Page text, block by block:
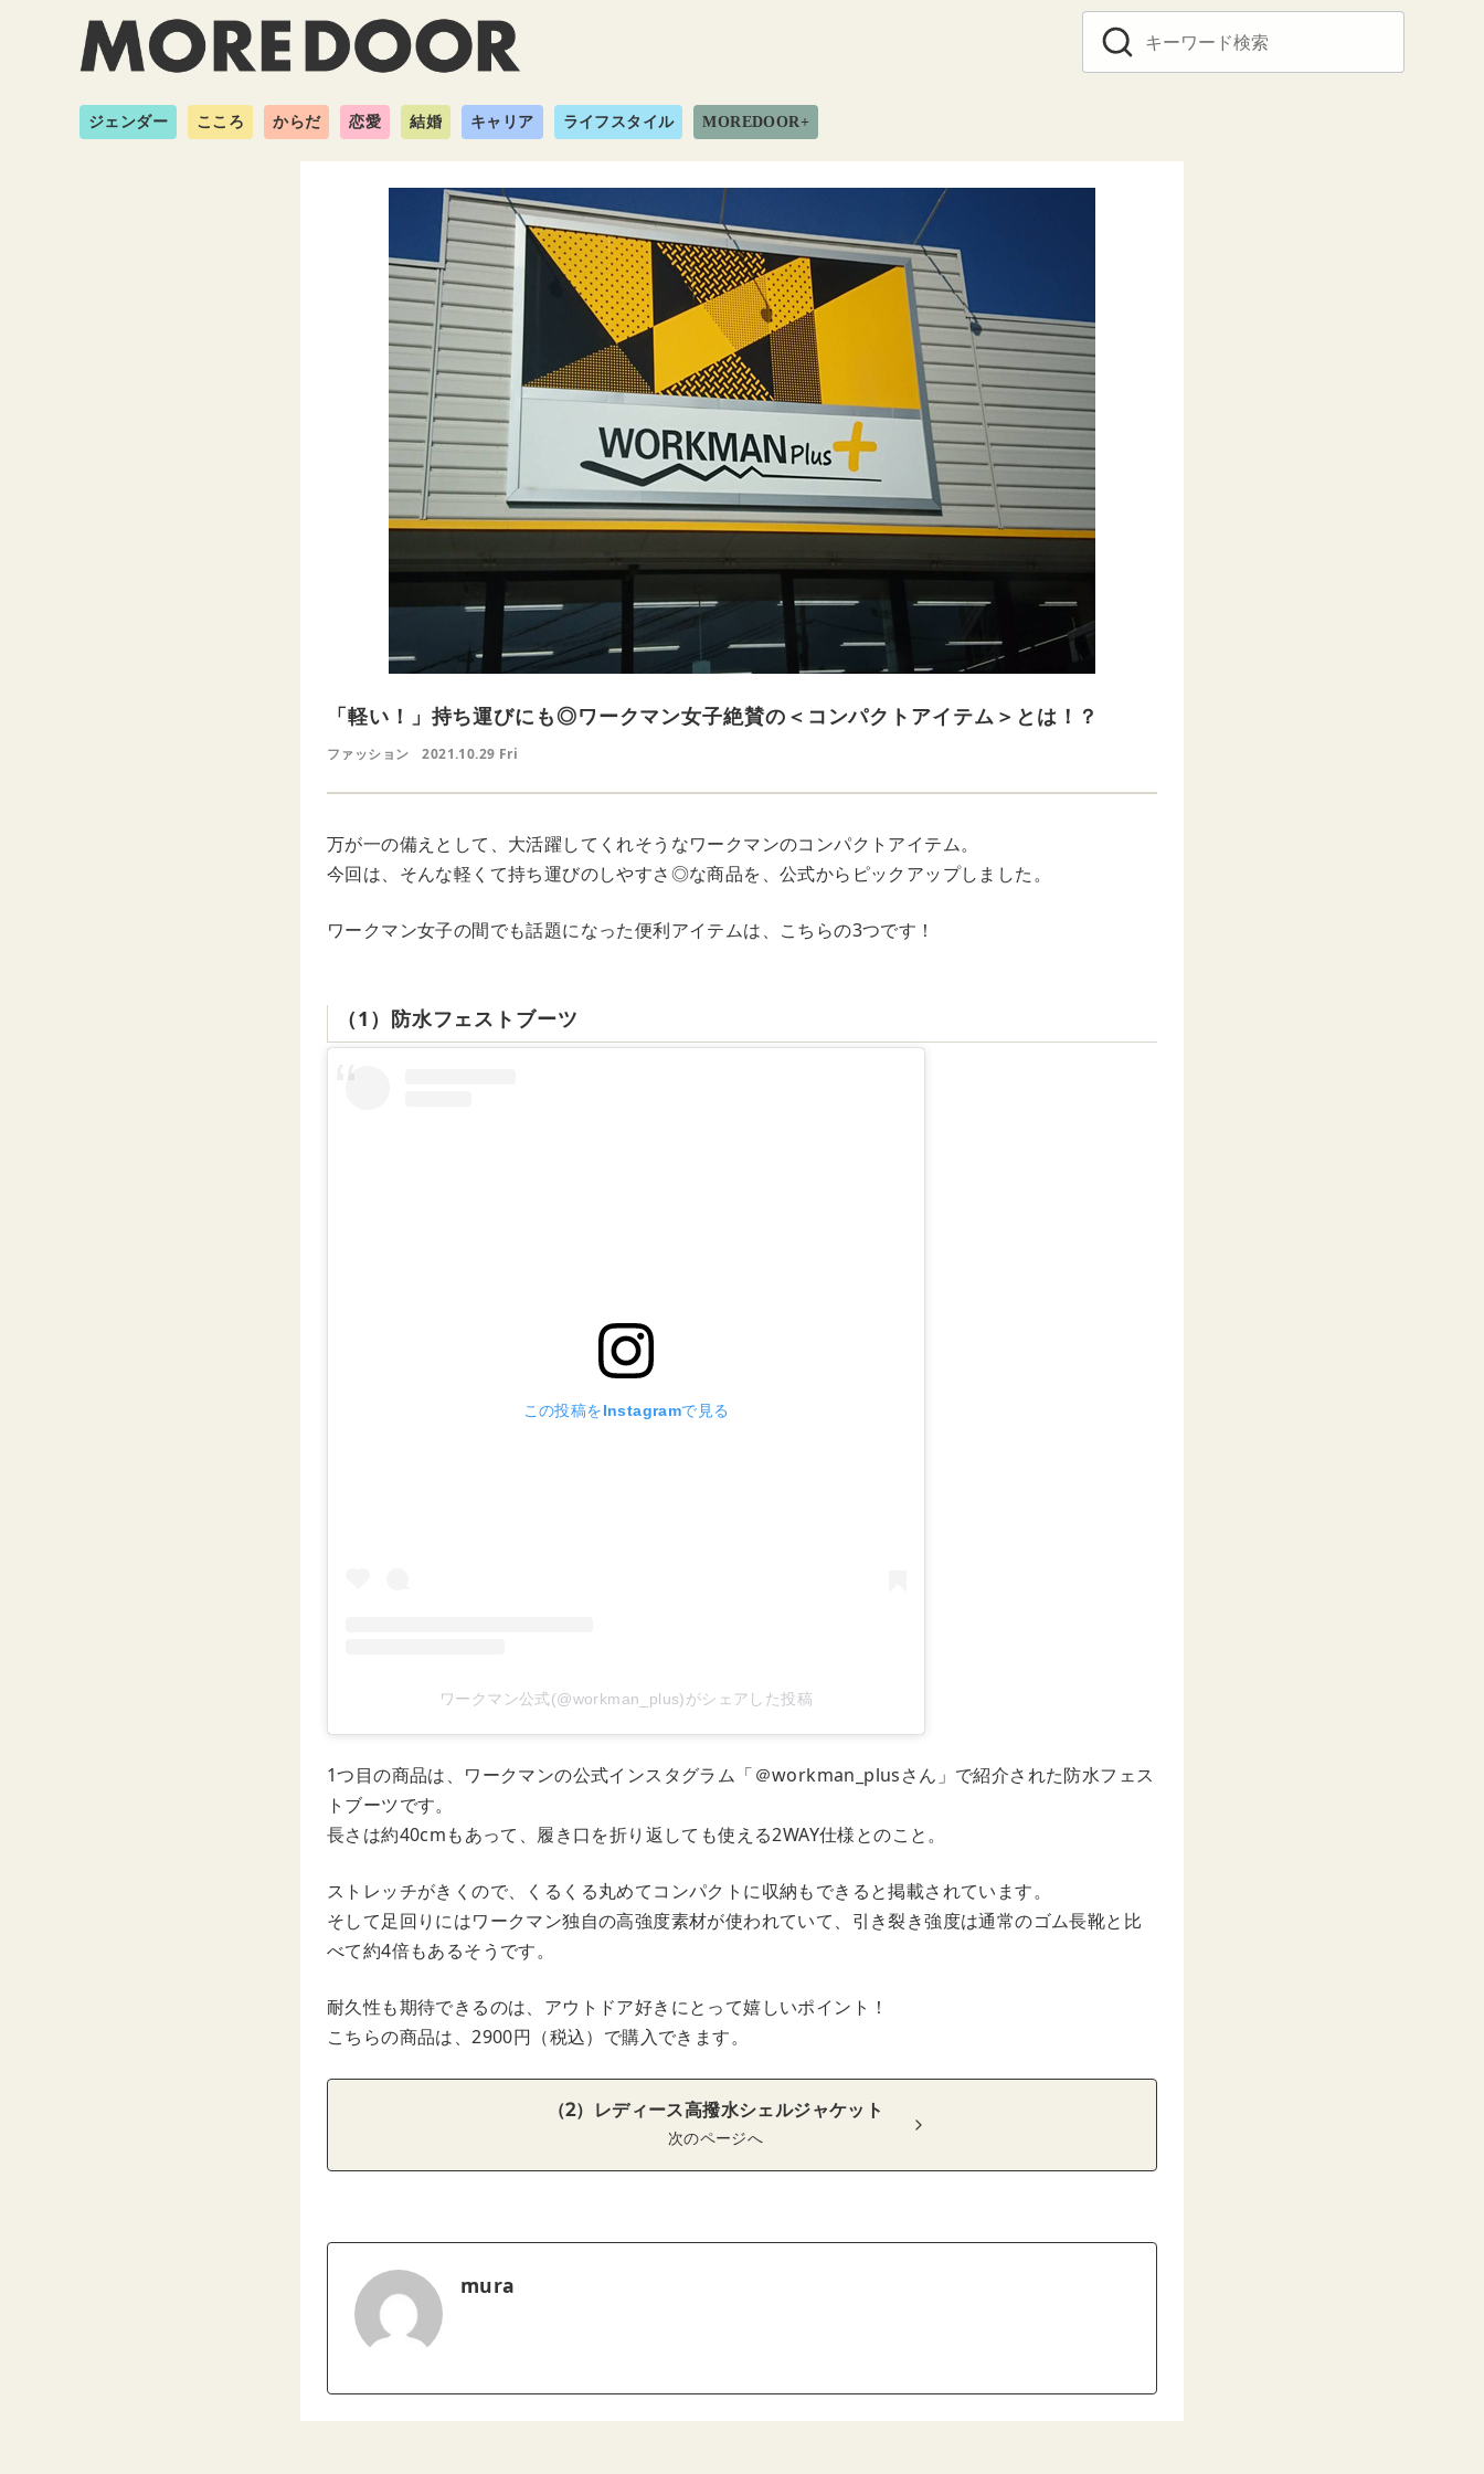
ジェンダー こころ からだ 恋愛 結婚 キャリア ライフスタイル MOREDOOR+
「軽い！」持ち運びにも◎ワークマン女子絶賛の＜コンパクトアイテム＞とは！？
ファッション 2021.10.29 Fri
万が一の備えとして、大活躍してくれそうなワークマンのコンパクトアイテム。
今回は、そんな軽くて持ち運びのしやすさ◎な商品を、公式からピックアップしました。
ワークマン女子の間でも話題になった便利アイテムは、こちらの3つです！
（1）防水フェストブーツ
この投稿をInstagramで見る
ワークマン公式(@workman_plus)がシェアした投稿
1つ目の商品は、ワークマンの公式インスタグラム「＠workman_plusさん」で紹介された防水フェス
トブーツです。
長さは約40cmもあって、履き口を折り返しても使える2WAY仕様とのこと。
ストレッチがきくので、くるくる丸めてコンパクトに収納もできると掲載されています。
そして足回りにはワークマン独自の高強度素材が使われていて、引き裂き強度は通常のゴム長靴と比
べて約4倍もあるそうです。
耐久性も期待できるのは、アウトドア好きにとって嬉しいポイント！
こちらの商品は、2900円（税込）で購入できます。
（2）レディース高撥水シェルジャケット
次のページへ
mura